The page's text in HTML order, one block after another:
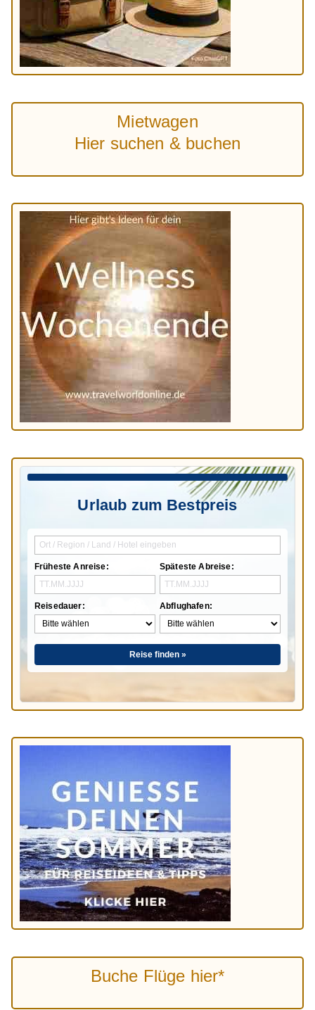
Mietwagen
Hier suchen & buchen
Urlaub zum Bestpreis
Früheste Anreise:
Reisedauer:
Späteste Abreise:
Abflughafen:
Reise finden »
Buche Flüge hier*